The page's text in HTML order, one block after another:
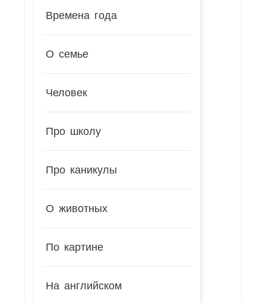
Времена года
О семье
Человек
Про школу
Про каникулы
О животных
По картине
На английском